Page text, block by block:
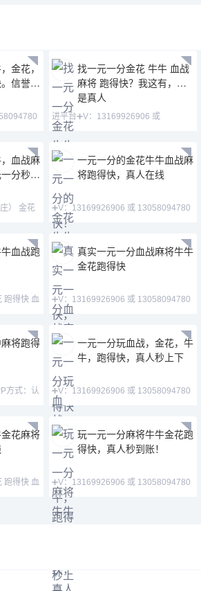
金花，
信誉老
找一元一分金花 牛牛 血战
麻将 跑得快？我这有，全
是真人
进平台➕V：13169926906 或
血战麻
分秒到
花
一元一分的金花牛牛血战麻
将跑得快，真人在线
➕V：13169926906 或 13058094780
QQ:3122617673 主
血战跑
真实一元一分血战麻将牛牛
金花跑得快
➕V：13169926906 或 13058094780
QQ:3122617673 玩
将跑得
方式：认
一元一分玩血战，金花，牛
牛，跑得快，真人秒上下
➕V：13169926906 或 13058094780
QQ:3122617673 玩
花麻将
玩一元一分麻将牛牛金花跑
得快，真人秒到账！
➕V：13169926906 或 13058094780
QQ:3122617673 玩